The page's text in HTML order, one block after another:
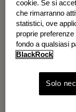
cookie. Se si
che rimarranno
statistici, ove
proprie
fondo a qualsiasi
BlackRock
Solo